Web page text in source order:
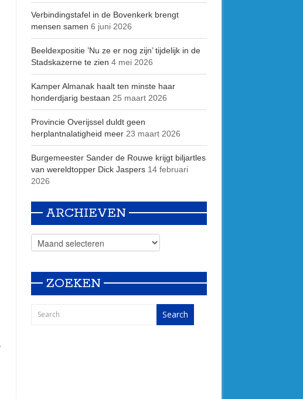
Verbindingstafel in de Bovenkerk brengt
mensen samen 6 juni 2026
Beeldexpositie ’Nu ze er nog zijn’ tijdelijk in de
Stadskazerne te zien 4 mei 2026
Kamper Almanak haalt ten minste haar
honderdjarig bestaan 25 maart 2026
Provincie Overijssel duldt geen
herplantnalatigheid meer 23 maart 2026
Burgemeester Sander de Rouwe krijgt biljartles
van wereldtopper Dick Jaspers 14 februari
2026
ARCHIEVEN
ZOEKEN